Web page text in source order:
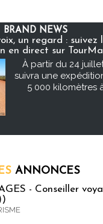
BRAND NEWS
un regard : suivez
en direct sur
À partir du 24
suivra une
5 000 kilomètres
ANNONCES
- Conseiller